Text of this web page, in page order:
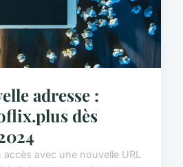
adresse :
dès
avec une nouvelle URL